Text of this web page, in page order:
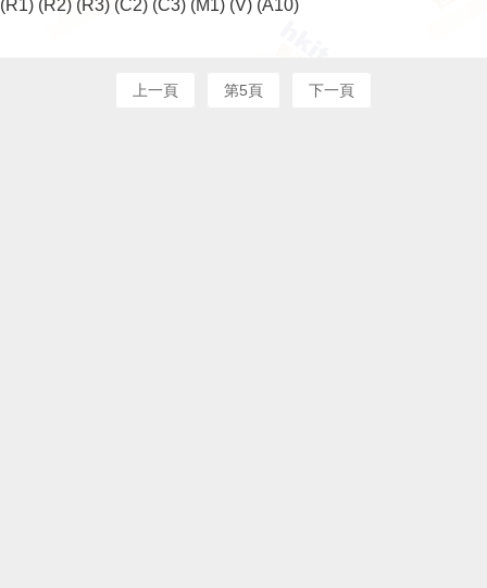
(R1) (R2) (R3) (C2) (C3) (M1) (V) (A10)
上一頁 第5頁 下一頁